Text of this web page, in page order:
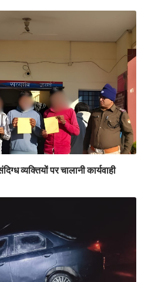
व्यक्तियों पर चालानी कार्यवाही